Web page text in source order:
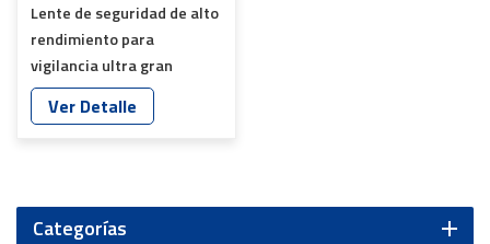
Lente de seguridad de alto
rendimiento para
vigilancia ultra gran
angular YT-4975P-B2
Ver Detalle
Categorías